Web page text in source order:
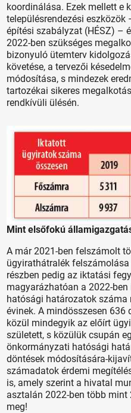
koordinálása. Ezek mellett e
településrendezési
építési szabályzat (HÉSZ) –
2022-ben szükséges
bizonyuló ütemterv
követése, a tervezői
módosítása, s mindezek
tartozékai sikeres
rendkívüli ülésén.
Mint elsőfokú
A már 2021-ben felszámolt
ügyirathátralék
részben pedig az iktatási
magyarázhatóan a 2022-
hatósági határozatok
évinek. A mindösszesen
közül mindegyik az előírt
született, s közülük csupán
önkormányzati hatósági
döntések módosítására-
számadatok érdemi
is, amely szerint a hivatal
asztalán 2022-ben több
meg!